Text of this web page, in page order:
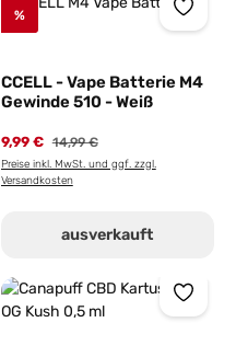
%
CCELL - Vape Batterie M4
Gewinde 510 - Weiß
9,99 € Regulärer Preis:
14,99 €
Preise inkl. MwSt. und ggf. zzgl.
Versandkosten
ausverkauft